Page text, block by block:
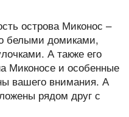
острова Миконос –
белыми домиками,
А также его
Миконосе и особенные
вашего внимания. А
рядом друг с